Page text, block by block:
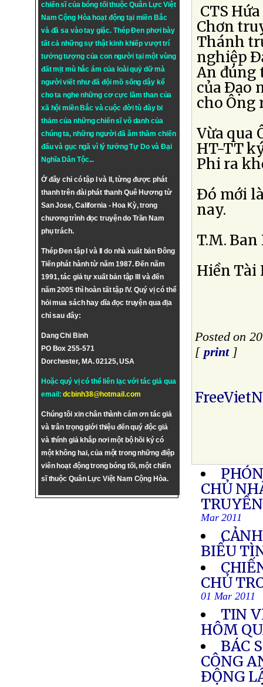
chiến sĩ của bóng tối thuộc Quân Lực Việt
Nam Cộng Hòa hoạt động tại miền Bắc
và đã sa vào tay giặc. Thép Đen phơi bày
tất cả những sự thật kinh khiếp vượt trí
tưởng tượng của con người tại một vùng
đất mịt mù hắc ám của loài quỷ dữ mà
người viết như đã đội mồ sống dậy kể
cho ta nghe những cơ cực lầm than của
xã hội miền Bắc và cuộc đời tù đày bi
thảm của những chiến sĩ vô danh của
chúng ta, những người đã âm thầm chiến
đấu và gục ngã vì lý tưởngTự DovàĐại
Nghĩa Dân Tộc...
Ở đây chỉ có tập I và II, từng được phát
thanh trên đài phát thanh Quê Hương từ
San Jose, California - Hoa Kỳ, trong
chương trình đọc truyện do Trần Nam
phụ trách.
Thép Đen tập I và II do nhà xuất bản Đông
Tiến phát hành từ năm 1987. Đến năm
1991, tác giả tự xuất bản tập III và đến
năm 2005 thì hoàn tất tập IV. Quý vị có thể
hỏi mua sách hay dĩa đọc truyện qua địa
chỉ sau đây:
Dang Chi Binh
PO Box 255-571
Dorchester, MA. 02125, USA
Hoặc quý vị có thể liên lạc với tác giả qua
email:dcbinh38@hotmail.com
Chúng tôi xin chân thành cám ơn tác giả
và trân trọng giới thiệu đến quý độc giả
và thính giả khắp nơi một bộ hồi ký có
một không hai, của một trong những điệp
viên hoạt động trong bóng tối, một chiến
sĩ thuộc Quân Lực Việt Nam Cộng Hòa.
CTS
Chơn
Thánh
nghiệp
An đúng
của Ðạo
cho Ông
Vừa qua
HT-TT
Phi ra
Ðó mới
nay.
T.M.
Hiền Tài
Posted on
[ print]
CHỦ
Mar 2011
BIỂU
CHỦ
01 Mar 2011
TIN
HÔM
BÁC
CÔNG
ÐỘNG